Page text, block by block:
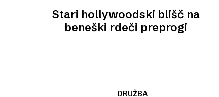
Stari hollywoodski blišč na
beneški rdeči preprogi
DRUŽBA